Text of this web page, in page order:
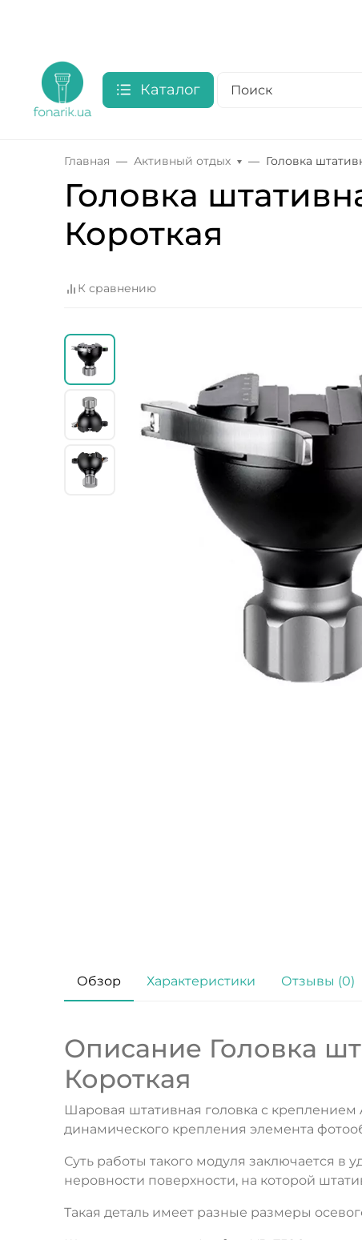
Каталог
Главная Активный отдых Головка
Головка
Короткая
К сравнению
Обзор Характеристики Отзывы (0)
Описание Головка
Короткая
Шаровая штативная головка с
динамического крепления элемента
Суть работы такого модуля заключается
неровности поверхности, на которой
Такая деталь имеет разные размеры